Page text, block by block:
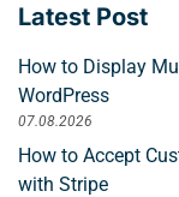
Latest Post
How to Display
WordPress
07.08.2026
How to Accept
with Stripe